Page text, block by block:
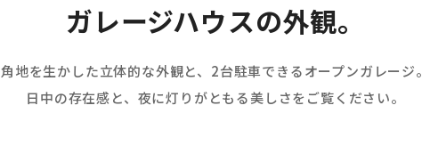
ガレージハウスの外観。
角地を生かした立体的な外観と、2台駐車できるオープンガレージ。
日中の存在感と、夜に灯りがともる美しさをご覧ください。